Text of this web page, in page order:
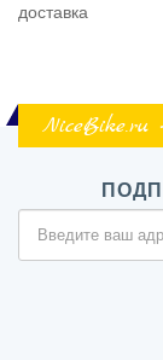
доставка
NiceBike.ru